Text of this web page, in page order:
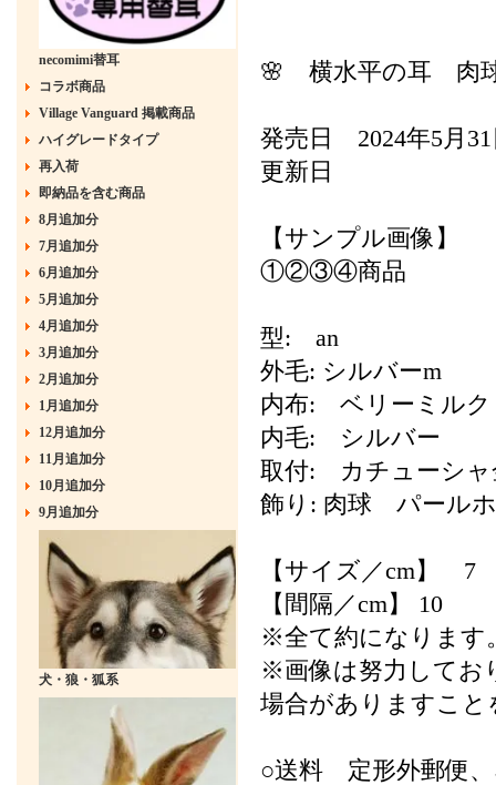
necomimi替耳
コラボ商品
Village Vanguard 掲載商品
ハイグレードタイプ
再入荷
即納品を含む商品
8月追加分
7月追加分
6月追加分
5月追加分
4月追加分
3月追加分
2月追加分
1月追加分
12月追加分
11月追加分
10月追加分
9月追加分
犬・狼・狐系
🌸 横水平の耳 肉
発売日 2024年5月31
更新日
【サンプル画像】
①②③④商品
型: an
外毛: シルバーm
内布: ベリーミルク
内毛: シルバー
取付: カチューシ
飾り: 肉球 パール
【サイズ／cm】 7
【間隔／cm】 10
※全て約になります
※画像は努力してお
場合がありますこと
○送料 定形外郵便